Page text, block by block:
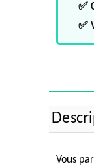
✅
✅
Vous